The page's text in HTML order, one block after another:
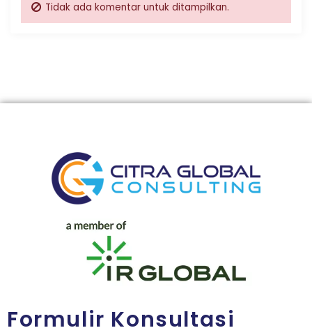
Tidak ada komentar untuk ditampilkan.
Formulir Konsultasi